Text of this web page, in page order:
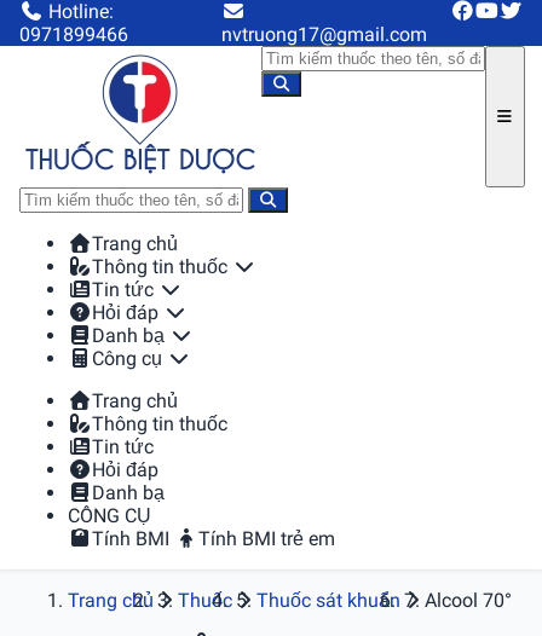
Hotline:
0971899466
nvtruong17@gmail.com
Trang chủ
Thông tin thuốc
Tin tức
Hỏi đáp
Danh bạ
Công cụ
Trang chủ
Thông tin thuốc
Tin tức
Hỏi đáp
Danh bạ
CÔNG CỤ
Tính BMI
Tính BMI trẻ em
Trang chủ Thuốc Thuốc sát khuẩn Alcool 70°